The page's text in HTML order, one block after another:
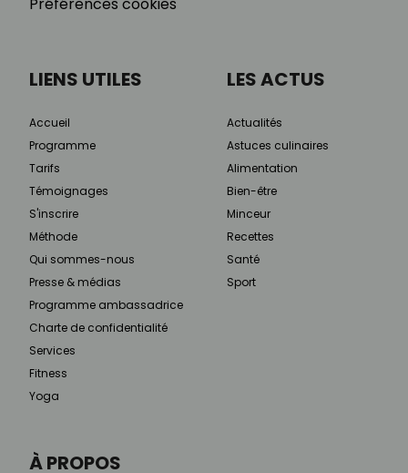
À PROPOS
LIENS UTILES
Accueil
Programme
Tarifs
Témoignages
S'inscrire
Méthode
Qui sommes-nous
Presse & médias
Programme ambassadrice
Charte de confidentialité
Services
Fitness
Yoga
LES ACTUS
Actualités
Astuces culinaires
Alimentation
Bien-être
Minceur
Recettes
Santé
Sport